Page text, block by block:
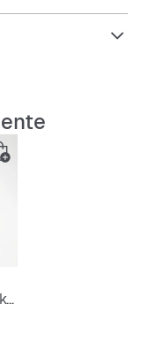
cosas
durabilidad
French Terry Stacked Logo Hoodie